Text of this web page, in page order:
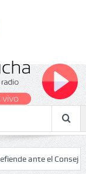
el Consejo de